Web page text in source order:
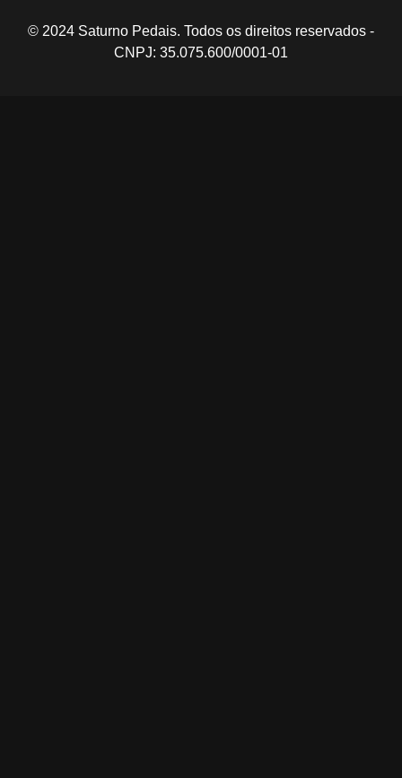
© 2024 Saturno Pedais. Todos os direitos reservados -
CNPJ: 35.075.600/0001-01​